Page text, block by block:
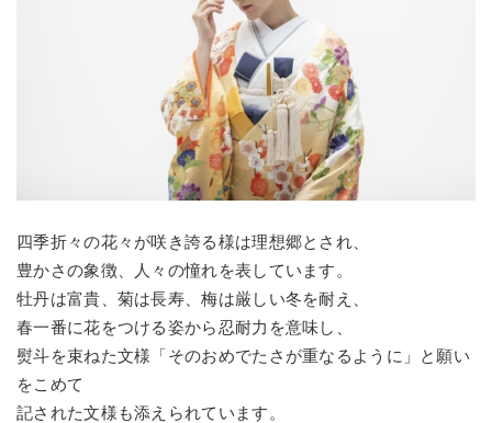
四季折々の花々が咲き誇る様は理想郷とされ、
豊かさの象徴、人々の憧れを表しています。
牡丹は富貴、菊は長寿、梅は厳しい冬を耐え、
春一番に花をつける姿から忍耐力を意味し、
熨斗を束ねた文様「そのおめでたさが重なるように」と願い
をこめて
記された文様も添えられています。